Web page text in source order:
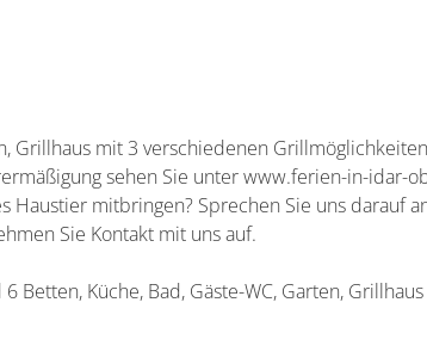
Grillhaus mit 3 verschiedenen
sehen Sie unter www.ferien-in-idar-
Haustier mitbringen? Sprechen Sie uns darauf
Sie Kontakt mit uns auf.
Betten, Küche, Bad, Gäste-WC, Garten,